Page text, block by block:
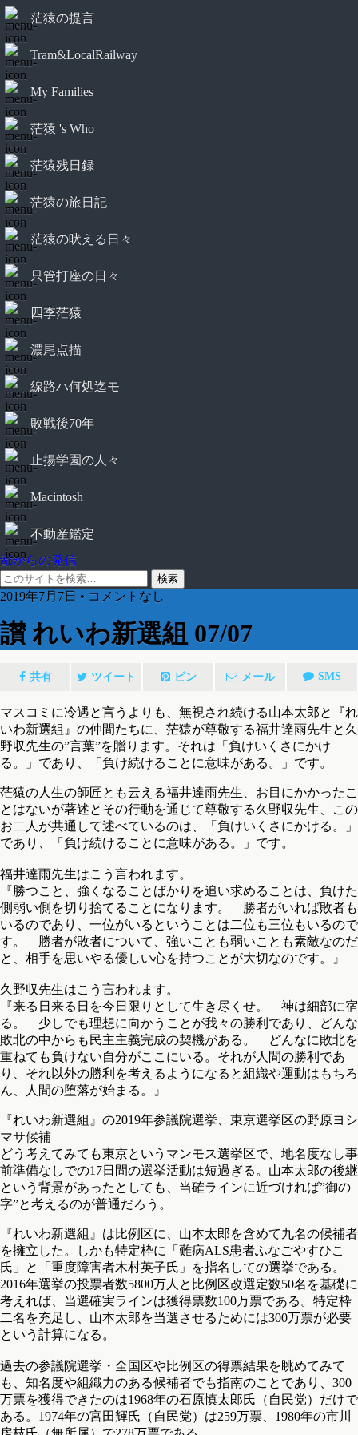
茫猿の提言
Tram&LocalRailway
My Families
茫猿 's Who
茫猿残日録
茫猿の旅日記
茫猿の吠える日々
只管打座の日々
四季茫猿
濃尾点描
線路ハ何処迄モ
敗戦後70年
止揚学園の人々
Macintosh
不動産鑑定
鄙からの発信
2019年7月7日 • コメントなし
讃 れいわ新選組 07/07
共有 ツイート ピン メール SMS
マスコミに冷遇と言うよりも、無視され続ける山本太郎と『れ
いわ新選組』の仲間たちに、茫猿が尊敬する福井達雨先生と久
野収先生の”言葉”を贈ります。それは「負けいくさにかけ
る。」であり、「負け続けることに意味がある。」です。
茫猿の人生の師匠とも云える福井達雨先生、お目にかかったこ
とはないが著述とその行動を通じて尊敬する久野収先生、この
お二人が共通して述べているのは、「負けいくさにかける。」
であり、「負け続けることに意味がある。」です。
福井達雨先生はこう言われます。
『勝つこと、強くなることばかりを追い求めることは、負けた
側弱い側を切り捨てることになります。 勝者がいれば敗者も
いるのであり、一位がいるということは二位も三位もいるので
す。 勝者が敗者について、強いことも弱いことも素敵なのだ
と、相手を思いやる優しい心を持つことが大切なのです。』
久野収先生はこう言われます。
『来る日来る日を今日限りとして生き尽くせ。 神は細部に宿
る。 少しでも理想に向かうことが我々の勝利であり、どんな
敗北の中からも民主主義完成の契機がある。 どんなに敗北を
重ねても負けない自分がここにいる。それが人間の勝利であ
り、それ以外の勝利を考えるようになると組織や運動はもちろ
ん、人間の堕落が始まる。』
『れいわ新選組』の2019年参議院選挙、東京選挙区の野原ヨシ
マサ候補
どう考えてみても東京というマンモス選挙区で、地名度なし事
前準備なしでの17日間の選挙活動は短過ぎる。山本太郎の後継
という背景があったとしても、当確ラインに近づければ”御の
字”と考えるのが普通だろう。
『れいわ新選組』は比例区に、山本太郎を含めて九名の候補者
を擁立した。しかも特定枠に「難病ALS患者ふなごやすひこ
氏」と「重度障害者木村英子氏」を指名しての選挙である。
2016年選挙の投票者数5800万人と比例区改選定数50名を基礎に
考えれば、当選確実ラインは獲得票数100万票である。特定枠
二名を充足し、山本太郎を当選させるためには300万票が必要
という計算になる。
過去の参議院選挙・全国区や比例区の得票結果を眺めてみて
も、知名度や組織力のある候補者でも指南のことであり、300
万票を獲得できたのは1968年の石原慎太郎氏（自民党）だけで
ある。1974年の宮田輝氏（自民党）は259万票、1980年の市川